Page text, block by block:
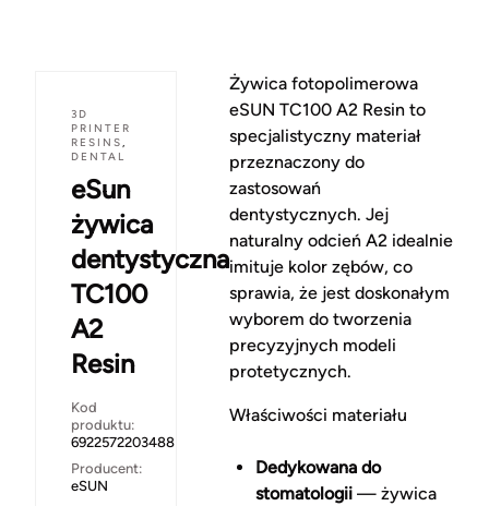
3D
PRINTER
RESINS,
DENTAL
eSun
żywica
dentystyczna
TC100
A2
Resin
Kod
produktu:
6922572203488
Producent:
eSUN
Żywica fotopolimerowa
eSUN TC100 A2 Resin to
specjalistyczny materiał
przeznaczony do
zastosowań
dentystycznych. Jej
naturalny odcień A2 idealnie
imituje kolor zębów, co
sprawia, że jest doskonałym
wyborem do tworzenia
precyzyjnych modeli
protetycznych.
Właściwości materiału
Dedykowana do
stomatologii— żywica